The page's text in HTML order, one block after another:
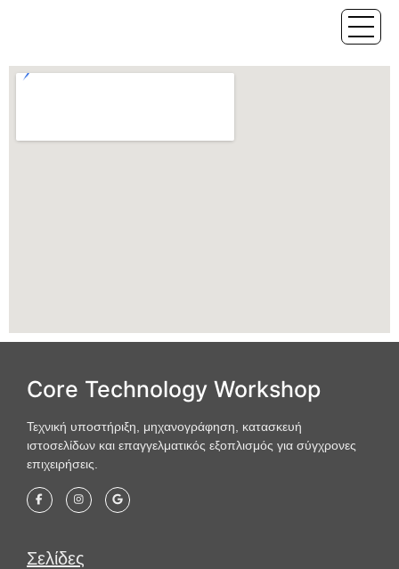
Core Technology Workshop
Τεχνική υποστήριξη, μηχανογράφηση, κατασκευή
ιστοσελίδων και επαγγελματικός εξοπλισμός για σύγχρονες
επιχειρήσεις.
Σελίδες